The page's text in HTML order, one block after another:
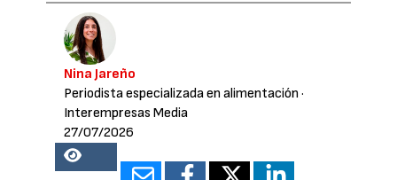
Nina Jareño
Periodista especializada en alimentación ·
Interempresas Media
27/07/2026
16048